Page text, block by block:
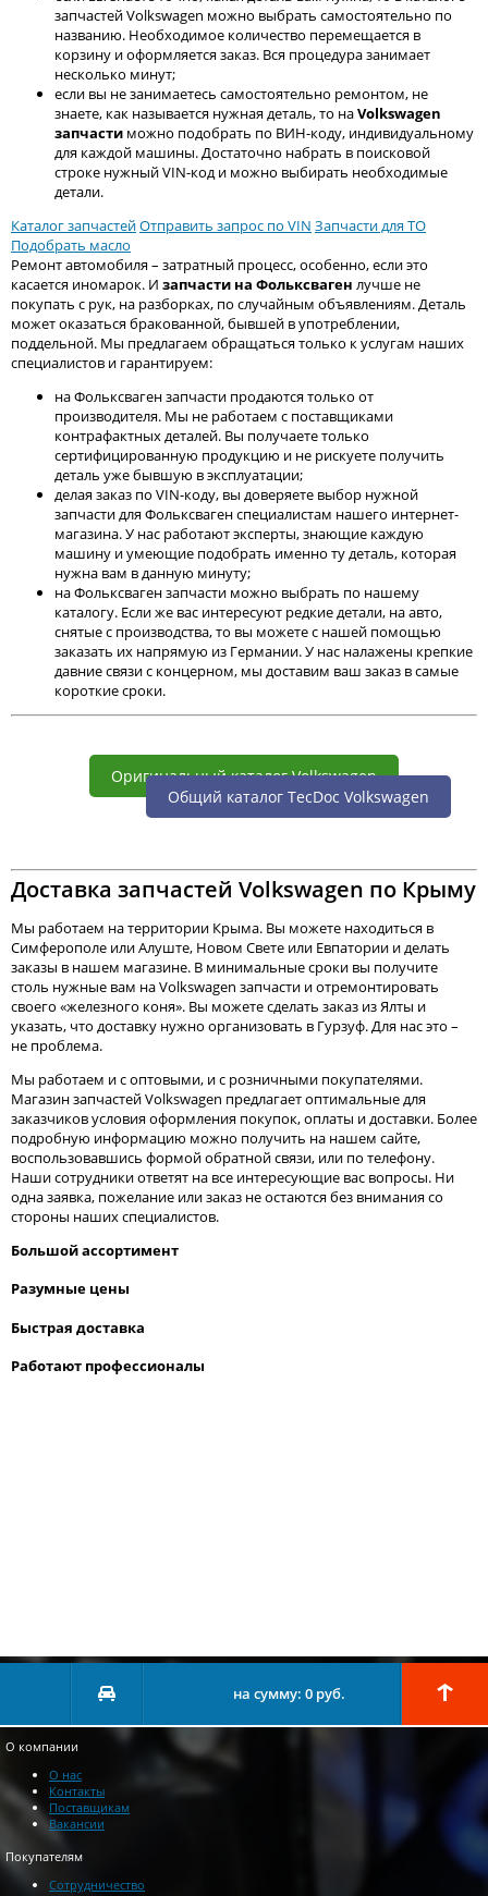
запчастей Volkswagen можно выбрать самостоятельно по
названию. Необходимое количество перемещается в
корзину и оформляется заказ. Вся процедура занимает
несколько минут;
если вы не занимаетесь самостоятельно ремонтом, не
знаете, как называется нужная деталь, то наVolkswagen
запчасти можно подобрать по ВИН-коду, индивидуальному
для каждой машины. Достаточно набрать в поисковой
строке нужный VIN-код и можно выбирать необходимые
детали.
Каталог запчастейОтправить запрос по VIN Запчасти для ТО
Подобрать масло
Ремонт автомобиля – затратный процесс, особенно, если это
касается иномарок. И запчасти на Фольксваген лучше не
покупать с рук, на разборках, по случайным объявлениям. Деталь
может оказаться бракованной, бывшей в употреблении,
поддельной. Мы предлагаем обращаться только к услугам наших
специалистов и гарантируем:
на Фольксваген запчасти продаются только от
производителя. Мы не работаем с поставщиками
контрафактных деталей. Вы получаете только
сертифицированную продукцию и не рискуете получить
деталь уже бывшую в эксплуатации;
делая заказ по VIN-коду, вы доверяете выбор нужной
запчасти для Фольксваген специалистам нашего интернет-
магазина. У нас работают эксперты, знающие каждую
машину и умеющие подобрать именно ту деталь, которая
нужна вам в данную минуту;
на Фольксваген запчасти можно выбрать по нашему
каталогу. Если же вас интересуют редкие детали, на авто,
снятые с производства, то вы можете с нашей помощью
заказать их напрямую из Германии. У нас налажены крепкие
давние связи с концерном, мы доставим ваш заказ в самые
короткие сроки.
Оригинальный каталог Volkswagen
Общий каталог TecDoc Volkswagen
Доставка запчастей Volkswagen по Крыму
Мы работаем на территории Крыма. Вы можете находиться в
Симферополе или Алуште, Новом Свете или Евпатории и делать
заказы в нашем магазине. В минимальные сроки вы получите
столь нужные вам на Volkswagen запчасти и отремонтировать
своего «железного коня». Вы можете сделать заказ из Ялты и
указать, что доставку нужно организовать в Гурзуф. Для нас это –
не проблема.
Мы работаем и с оптовыми, и с розничными покупателями.
Магазин запчастей Volkswagen предлагает оптимальные для
заказчиков условия оформления покупок, оплаты и доставки. Более
подробную информацию можно получить на нашем сайте,
воспользовавшись формой обратной связи, или по телефону.
Наши сотрудники ответят на все интересующие вас вопросы. Ни
одна заявка, пожелание или заказ не остаются без внимания со
стороны наших специалистов.
Большой ассортимент
Разумные цены
Быстрая доставка
Работают профессионалы
на сумму: 0руб.
О компании
О нас
Контакты
Поставщикам
Вакансии
Покупателям
Сотрудничество